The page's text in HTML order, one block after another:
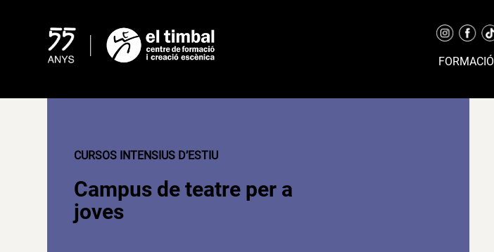
FORMACIÓ
CURSOS INTENSIUS D’ESTIU
Campus de teatre per a
joves